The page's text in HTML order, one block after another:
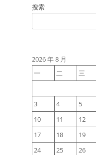
航
搜索
2026 年 8 月
一
二 三
3
4 5
10
11 12
17
18 19
24
25 26